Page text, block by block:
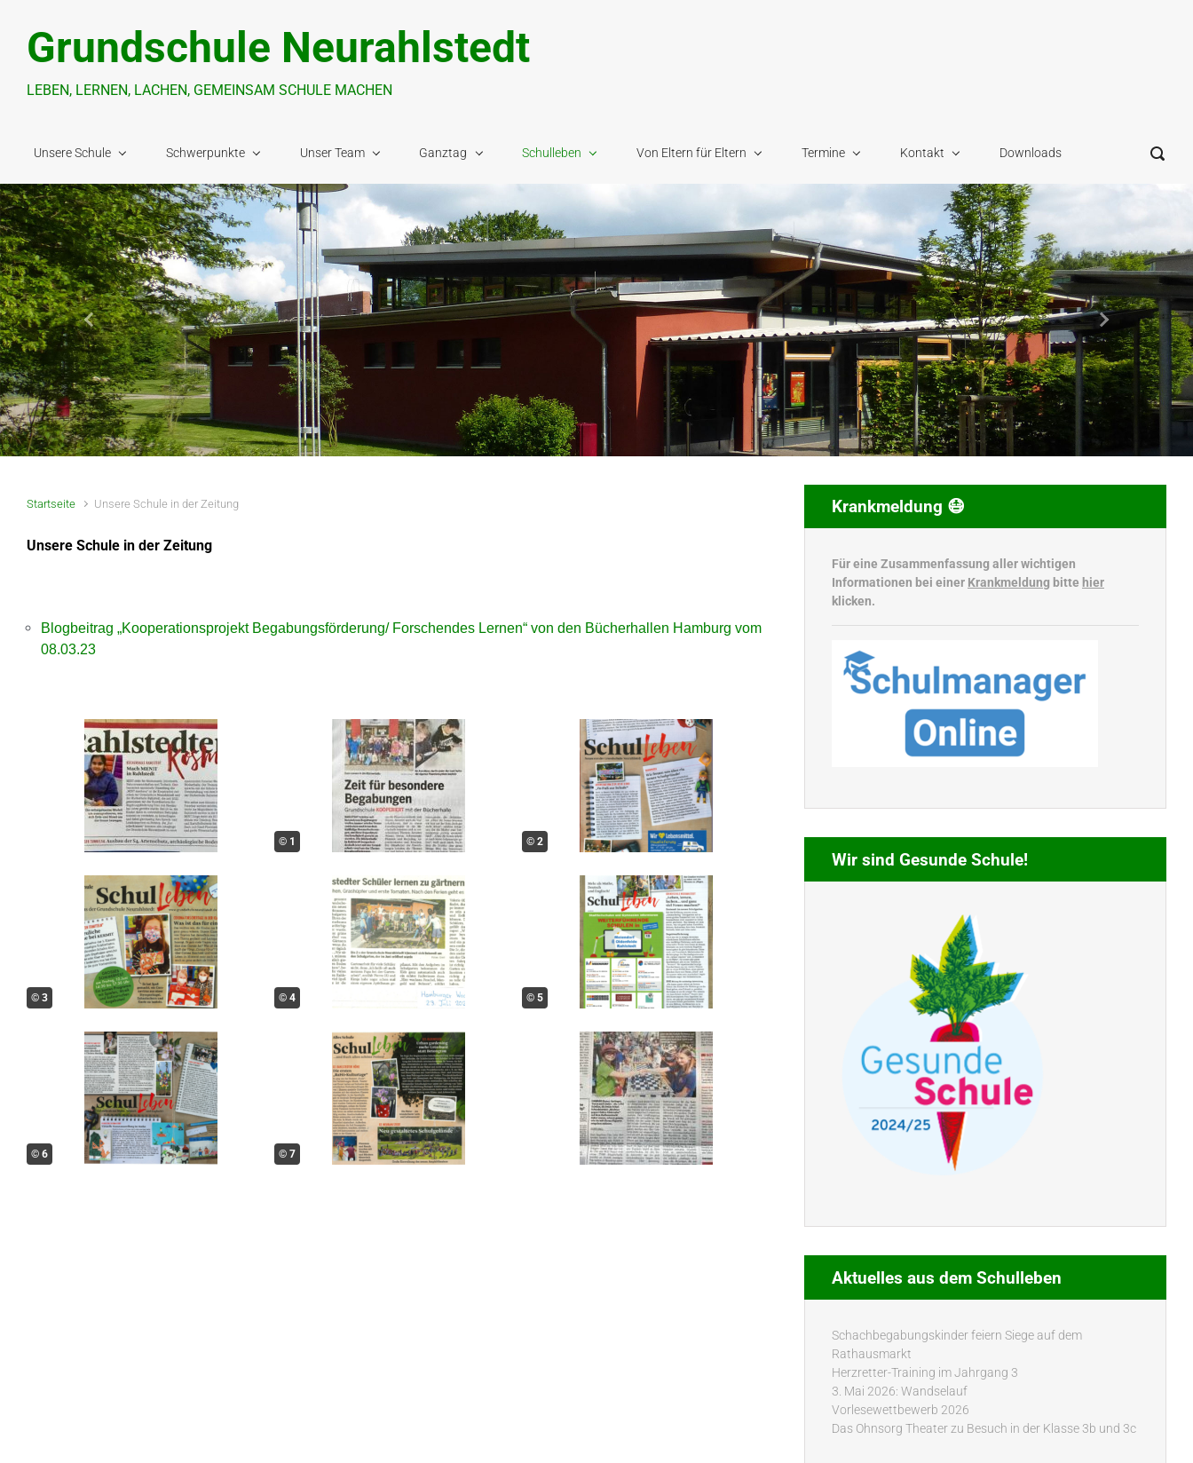
Grundschule Neurahlstedt
LEBEN, LERNEN, LACHEN, GEMEINSAM SCHULE MACHEN
Unsere Schule Schwerpunkte Unser Team Ganztag Schulleben Von Eltern für Eltern Termine Kontakt Downloads
Vorheriger Nächster
Startseite Unsere Schule in der Zeitung
Unsere Schule in der Zeitung
Blogbeitrag „Kooperationsprojekt Begabungsförderung/ Forschendes Lernen“ von den Bücherhallen Hamburg vom
08.03.23
© 1 © 2
© 3 © 4 © 5
© 6 © 7
Krankmeldung 😷
Für eine Zusammenfassung aller wichtigen
Informationen bei einer Krankmeldung bitte hier
klicken.
Wir sind Gesunde Schule!
Aktuelles aus dem Schulleben
Schachbegabungskinder feiern Siege auf dem
Rathausmarkt
Herzretter-Training im Jahrgang 3
3. Mai 2026: Wandselauf
Vorlesewettbewerb 2026
Das Ohnsorg Theater zu Besuch in der Klasse 3b und 3c